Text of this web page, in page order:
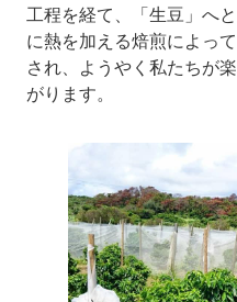
工程を経て、「生豆」へ
に熱を加える焙煎によっ
され、ようやく私たちが
がります。